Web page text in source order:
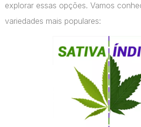
explorar essas opções. Vamos
variedades mais populares: